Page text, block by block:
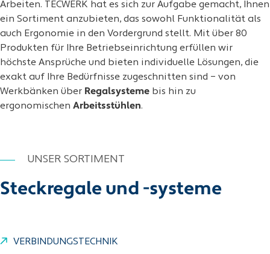
Arbeiten. TECWERK hat es sich zur Aufgabe gemacht, Ihnen
ein Sortiment anzubieten, das sowohl Funktionalität als
auch Ergonomie in den Vordergrund stellt. Mit über 80
Produkten für Ihre Betriebseinrichtung erfüllen wir
höchste Ansprüche und bieten individuelle Lösungen, die
exakt auf Ihre Bedürfnisse zugeschnitten sind – von
Werkbänken über Regalsysteme bis hin zu
ergonomischen Arbeitsstühlen.
UNSER SORTIMENT
Steckregale und -systeme
VERBINDUNGSTECHNIK